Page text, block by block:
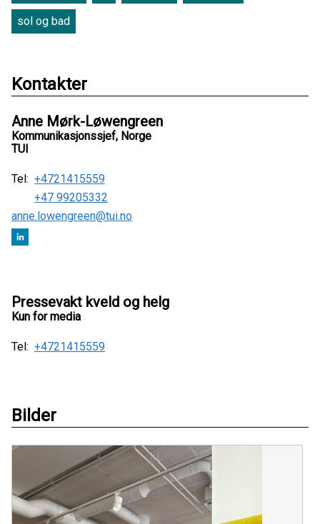
sol og bad
Kontakter
Anne Mørk-Løwengreen
Kommunikasjonssjef, Norge
TUI
Tel: +4721415559
+47 99205332
anne.lowengreen@tui.no
Pressevakt kveld og helg
Kun for media
Tel: +4721415559
Bilder